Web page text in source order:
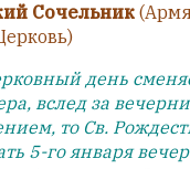
Сочельник
день
вслед за
то Св.
5-го января